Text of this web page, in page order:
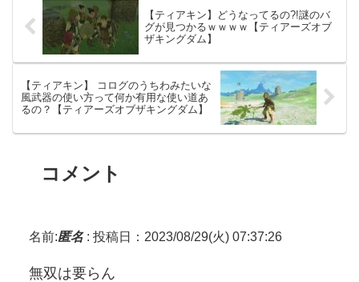
【ティアキン】どうなってるの?!謎のバ
グが見つかるｗｗｗｗ【ティアーズオブ
ザキングダム】
【ティアキン】 コログのうちわみたいな
風武器の使い方って何か有用な使い道あ
るの？【ティアーズオブザキングダム】
コメント
名前:匿名: 投稿日：2023/08/29(火) 07:37:26
無双は要らん